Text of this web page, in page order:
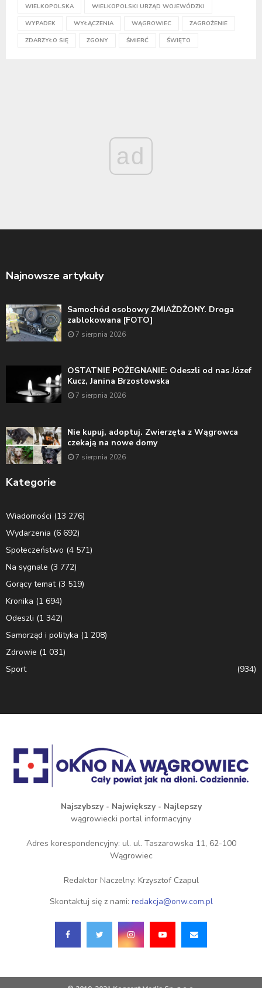
WIELKOPOLSKA WIELKOPOLSKI URZĄD WOJEWÓDZKI
WYPADEK WYŁĄCZENIA WĄGROWIEC ZAGROŻENIE
ZDARZYŁO SIĘ ZGONY ŚMIERĆ ŚWIĘTO
ad
Najnowsze artykuły
Samochód osobowy ZMIAŻDŻONY. Droga
zablokowana [FOTO]
7 sierpnia 2026
OSTATNIE POŻEGNANIE: Odeszli od nas Józef
Kucz, Janina Brzostowska
7 sierpnia 2026
Nie kupuj, adoptuj. Zwierzęta z Wągrowca
czekają na nowe domy
7 sierpnia 2026
Kategorie
Wiadomości (13 276)
Wydarzenia (6 692)
Społeczeństwo (4 571)
Na sygnale (3 772)
Gorący temat(3 519)
Kronika (1 694)
Odeszli (1 342)
Samorząd i polityka (1 208)
Zdrowie (1 031)
Sport
(934)
Najszybszy - Największy - Najlepszy
wągrowiecki portal informacyjny
Adres korespondencyjny: ul. ul. Taszarowska 11, 62-100
Wągrowiec
Redaktor Naczelny: Krzysztof Czapul
Skontaktuj się z nami: redakcja@onw.com.pl